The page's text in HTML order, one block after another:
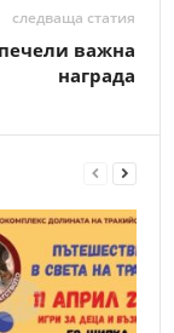
следваща статия
важна
награда